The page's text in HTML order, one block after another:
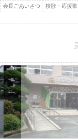
会長ごあいさつ 校歌・応援歌